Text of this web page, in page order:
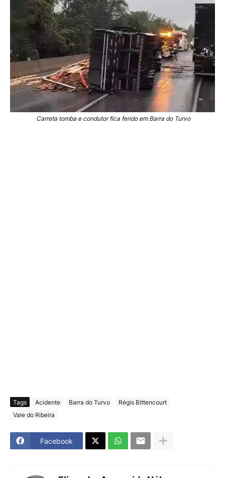
Carreta tomba e condutor fica ferido em Barra do Turvo
Tags Acidente Barra do Turvo
Régis Bittencourt
Vale do Ribeira
Facebook